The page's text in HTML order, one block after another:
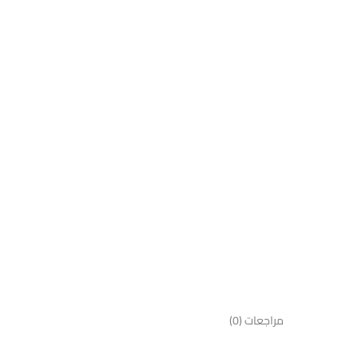
مراجعات (0)